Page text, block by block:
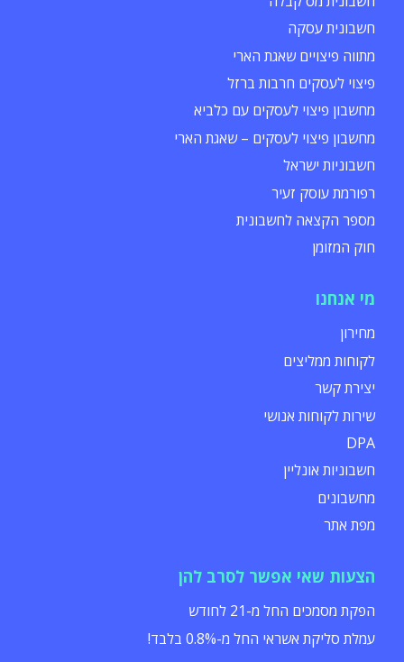
חשבונית עסקה
מתווה פיצויים שאגת הארי
פיצוי לעסקים חרבות ברזל
מחשבון פיצוי לעסקים עם כלביא
מחשבון פיצוי לעסקים – שאגת הארי
חשבוניות ישראל
רפורמת עוסק זעיר
מספר הקצאה לחשבונית
חוק המזומן
מי אנחנו
מחירון
לקוחות ממליצים
יצירת קשר
שירות לקוחות אנושי
DPA
חשבוניות אונליין
מחשבונים
מפת אתר
הצעות שאי אפשר לסרב להן
הפקת מסמכים החל מ-21 לחודש
עמלת סליקת אשראי החל מ-0.8% בלבד!